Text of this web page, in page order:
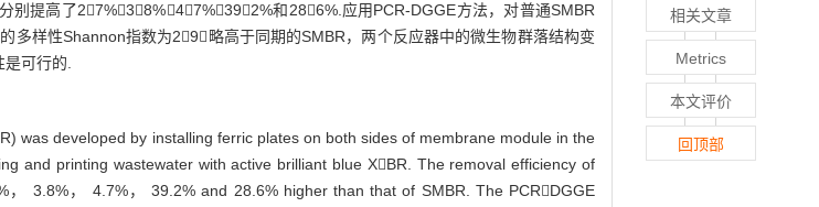
提高了27%，38%，47%，392%和286%.应用PCR-DGGE方法，对普通SMBR
样性Shannon指数为29，略高于同期的SMBR，两个反应器中的微生物群落结构变
是可行的.
was developed by installing ferric plates on both sides of membrane module in the
and printing wastewater with active brilliant blue XBR. The removal efficiency of
3.8%， 4.7%， 39.2% and 28.6% higher than that of SMBR. The PCRDGGE
相关文章
Metrics
本文评价
回顶部